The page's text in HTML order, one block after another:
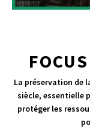
La préservation de
siècle, essentielle
protéger les